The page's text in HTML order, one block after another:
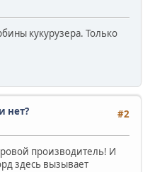
кукурузера. Только
#2
нет?
производитель! И
здесь вызывает